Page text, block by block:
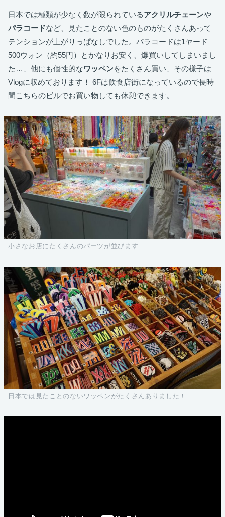
日本では種類が少なく数が限られているアクリルチェーンや
パラコードなど、見たことのない色のものがたくさんあって
テンションが上がりっぱなしでした。パラコードは1ヤード
500ウォン（約55円）とかなりお安く、爆買いしてしまいまし
た…、他にも個性的なワッペンをたくさん買い、その様子は
Vlogに収めております！ 6Fは飲食店街になっているので長時
間こちらのビルでお買い物しても休憩できます。
小さなお店にたくさんのパーツが並びます
日本では見たことのないワッペンがたくさんありました！